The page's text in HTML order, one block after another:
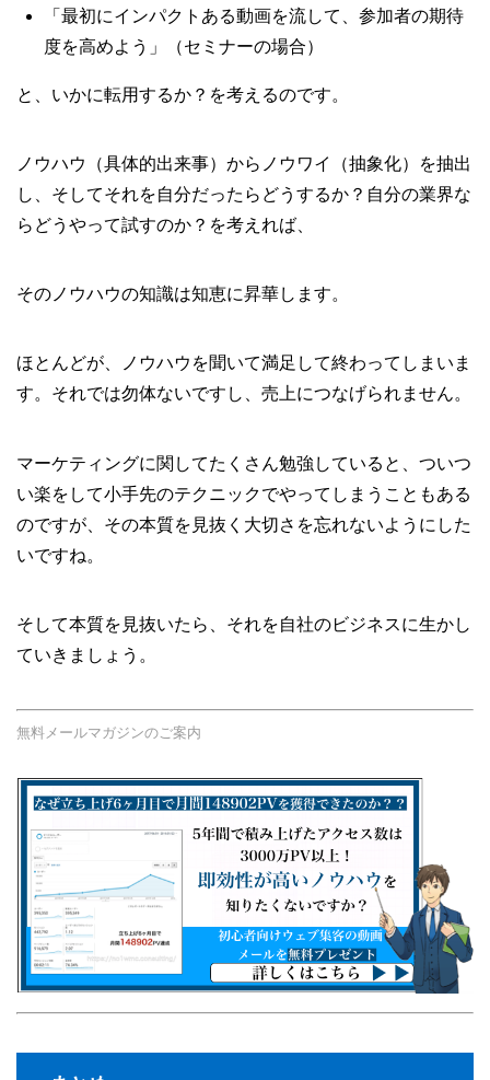
「最初にインパクトある動画を流して、参加者の期待
度を高めよう」（セミナーの場合）
と、いかに転用するか？を考えるのです。
ノウハウ（具体的出来事）からノウワイ（抽象化）を抽出
し、そしてそれを自分だったらどうするか？自分の業界な
らどうやって試すのか？を考えれば、
そのノウハウの知識は知恵に昇華します。
ほとんどが、ノウハウを聞いて満足して終わってしまいま
す。それでは勿体ないですし、売上につなげられません。
マーケティングに関してたくさん勉強していると、ついつ
い楽をして小手先のテクニックでやってしまうこともある
のですが、その本質を見抜く大切さを忘れないようにした
いですね。
そして本質を見抜いたら、それを自社のビジネスに生かし
ていきましょう。
無料メールマガジンのご案内